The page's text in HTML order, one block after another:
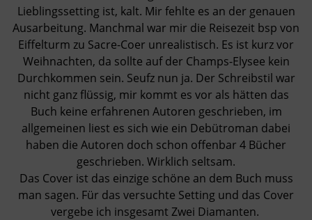
Lieblingssetting ist, kalt. Mir fehlte es an der genauen
Ausarbeitung. Manchmal war mir die Reisezeit bsp von
Eiffelturm zu Sacre-Coer unrealistisch. Es ist kurz vor
Weihnachten, da sollte auf der Champs-Elysee kein
Durchkommen sein. Seufz nun ja. Der Schreibstil war
nicht ganz flüssig, mir kommt es vor als hätten das
Buch keine erfahrenen Autoren geschrieben, im
allgemeinen liest es sich wie ein Debütroman dabei
haben die Autoren doch schon offenbar 4 Bücher
geschrieben. Wirklich seltsam.
Das Cover ist das einzige schöne an dem Buch muss
man sagen. Für das versuchte Setting und das Cover
vergebe ich insgesamt Zwei Diamanten.